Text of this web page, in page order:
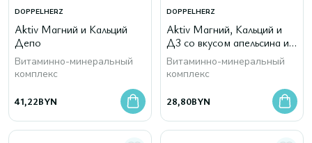
DOPPELHERZ
Aktiv Магний и Кальций
Депо
Витаминно-минеральный
комплекс
41,22BYN
DOPPELHERZ
Aktiv Магний, Кальций и
Д3 со вкусом апельсина и
маракуйи
Витаминно-минеральный
комплекс
28,80BYN